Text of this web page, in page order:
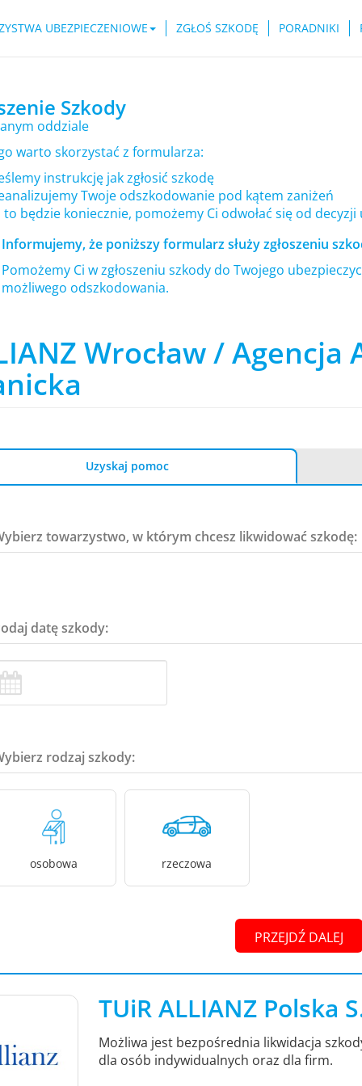
UBEZPIECZENIOWE ZGŁOŚ SZKODĘ PORADNIKI
Szkody
oddziale
warto skorzystać z formularza:
instrukcję jak zgłosić szkodę
Twoje odszkodowanie pod kątem zaniżeń
będzie koniecznie, pomożemy Ci odwołać się od decyzji
Informujemy, że poniższy formularz służy zgłoszeniu
Pomożemy Ci w zgłoszeniu szkody do Twojego
możliwego odszkodowania.
Wrocław / Agencja
Uzyskaj pomoc
towarzystwo, w którym chcesz likwidować szkodę:
datę szkody:
rodzaj szkody:
osobowa rzeczowa
PRZEJDŹ DALEJ
TUiR ALLIANZ Polska
Możliwa jest bezpośrednia likwidacja
dla osób indywidualnych oraz dla firm.